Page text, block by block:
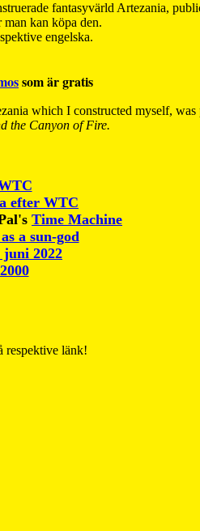
fantasyvärld Artezania,
kan köpa den.
engelska.
som är gratis
which I constructed myself, was
the Canyon of Fire.
efter WTC
Time Machine
a sun-god
2022
respektive länk!